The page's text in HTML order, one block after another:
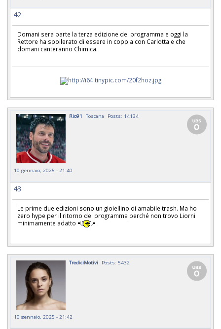
42
Domani sera parte la terza edizione del programma e oggi la
Rettore ha spoilerato di essere in coppia con Carlotta e che
domani canteranno Chimica.
Rio91 Toscana Posts: 14134
10 gennaio, 2025 - 21:40
43
Le prime due edizioni sono un gioiellino di amabile trash. Ma ho
zero hype per il ritorno del programma perché non trovo Liorni
minimamente adatto
TrediciMotivi Posts: 5432
10 gennaio, 2025 - 21:42